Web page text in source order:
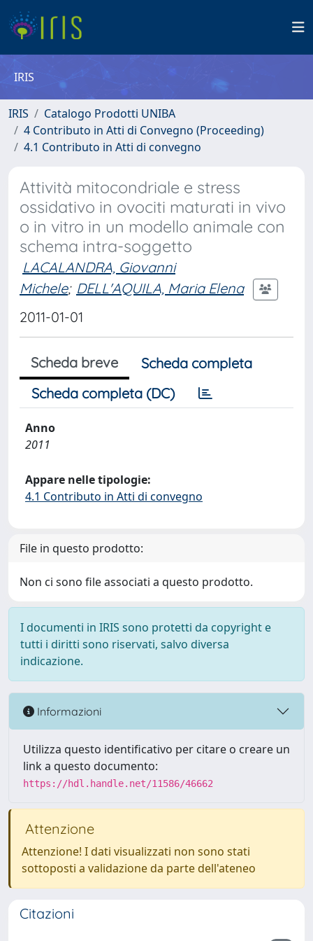
IRIS
IRIS
Catalogo Prodotti UNIBA
4 Contributo in Atti di Convegno (Proceeding)
4.1 Contributo in Atti di convegno
Attività mitocondriale e stress
ossidativo in ovociti maturati in vivo
o in vitro in un modello animale con
schema intra-soggetto
LACALANDRA, Giovanni
Michele; DELL'AQUILA, Maria Elena
2011-01-01
Scheda breve
Scheda completa
Scheda completa (DC)
Anno
2011
Appare nelle tipologie:
4.1 Contributo in Atti di convegno
File in questo prodotto:
Non ci sono file associati a questo prodotto.
I documenti in IRIS sono protetti da copyright e
tutti i diritti sono riservati, salvo diversa
indicazione.
Informazioni
Utilizza questo identificativo per citare o creare un
link a questo documento:
https://hdl.handle.net/11586/46662
Attenzione
Attenzione! I dati visualizzati non sono stati
sottoposti a validazione da parte dell'ateneo
Citazioni